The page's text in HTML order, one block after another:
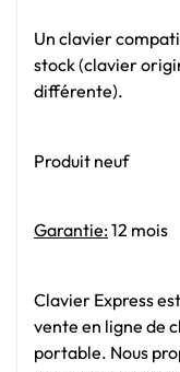
Un clavier
stock (clavier
différente).
Produit neuf
Garantie:12 mois
Clavier Express
vente en ligne de
portable. Nous